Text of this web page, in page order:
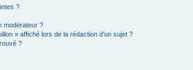
?
modérateur ?
» affiché lors de la rédaction d’un sujet ?
?